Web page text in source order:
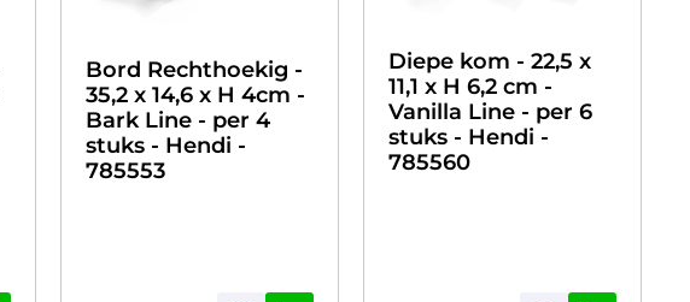
Bord Rechthoekig -
35,2 x 14,6 x H 4cm -
Bark Line - per 4
stuks - Hendi -
785553
Diepe kom - 22,5 x
11,1 x H 6,2 cm -
Vanilla Line - per 6
stuks - Hendi -
785560